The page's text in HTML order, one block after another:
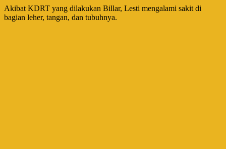
Akibat KDRT yang dilakukan Billar, Lesti mengalami sakit di
bagian leher, tangan, dan tubuhnya.